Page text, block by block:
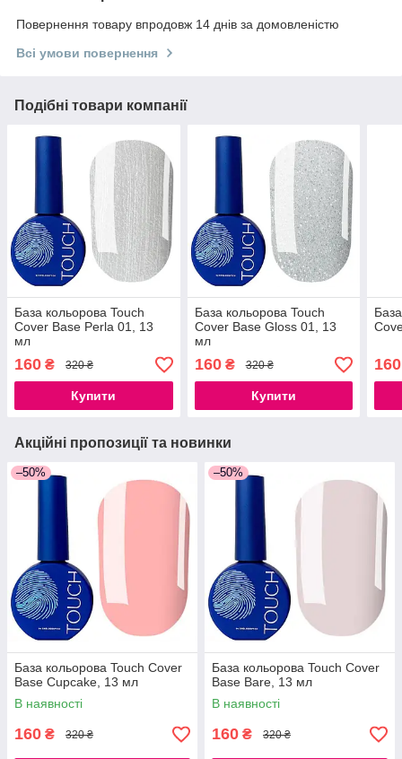
Повернення товару впродовж 14 днів за домовленістю
Всі умови повернення
Подібні товари компанії
База кольорова Touch
Cover Base Perla 01, 13
мл
160 ₴ 320 ₴
Купити
База кольорова Touch
Cover Base Gloss 01, 13
мл
160₴ 320 ₴
Купити
160
Акційні пропозиції та новинки
–50%
База кольорова Touch Cover
Base Cupcake, 13 мл
В наявності
160 ₴ 320 ₴
–50%
База кольорова Touch Cover
Base Bare, 13 мл
В наявності
160 ₴ 320 ₴